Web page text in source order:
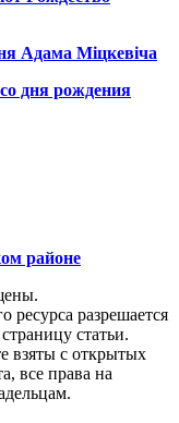
Адама Міцкевіча
дня рождения
районе
ресурса разрешается
статьи.
взяты с открытых
все права на